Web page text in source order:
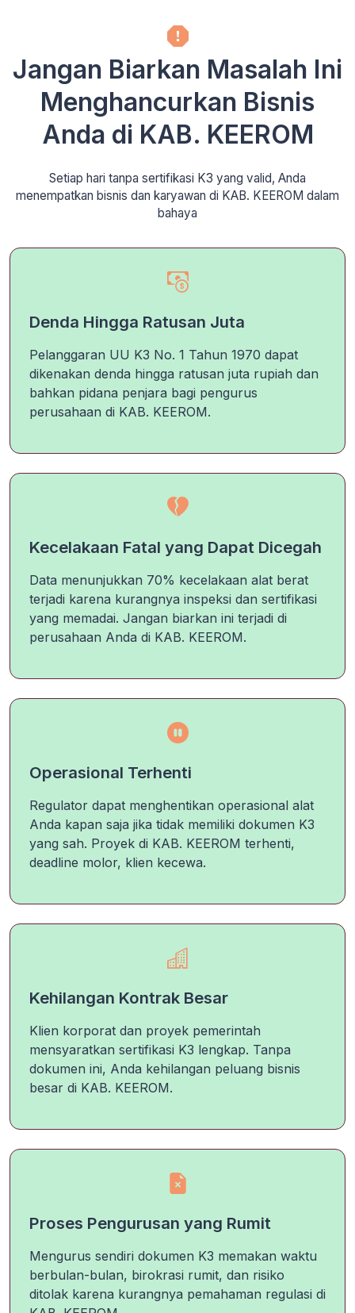
Jangan Biarkan Masalah Ini
Menghancurkan Bisnis
Anda di KAB. KEEROM
Setiap hari tanpa sertifikasi K3 yang valid, Anda
menempatkan bisnis dan karyawan di KAB. KEEROM dalam
bahaya
Denda Hingga Ratusan Juta
Pelanggaran UU K3 No. 1 Tahun 1970 dapat
dikenakan denda hingga ratusan juta rupiah dan
bahkan pidana penjara bagi pengurus
perusahaan di KAB. KEEROM.
Kecelakaan Fatal yang Dapat Dicegah
Data menunjukkan 70% kecelakaan alat berat
terjadi karena kurangnya inspeksi dan sertifikasi
yang memadai. Jangan biarkan ini terjadi di
perusahaan Anda di KAB. KEEROM.
Operasional Terhenti
Regulator dapat menghentikan operasional alat
Anda kapan saja jika tidak memiliki dokumen K3
yang sah. Proyek di KAB. KEEROM terhenti,
deadline molor, klien kecewa.
Kehilangan Kontrak Besar
Klien korporat dan proyek pemerintah
mensyaratkan sertifikasi K3 lengkap. Tanpa
dokumen ini, Anda kehilangan peluang bisnis
besar di KAB. KEEROM.
Proses Pengurusan yang Rumit
Mengurus sendiri dokumen K3 memakan waktu
berbulan-bulan, birokrasi rumit, dan risiko
ditolak karena kurangnya pemahaman regulasi di